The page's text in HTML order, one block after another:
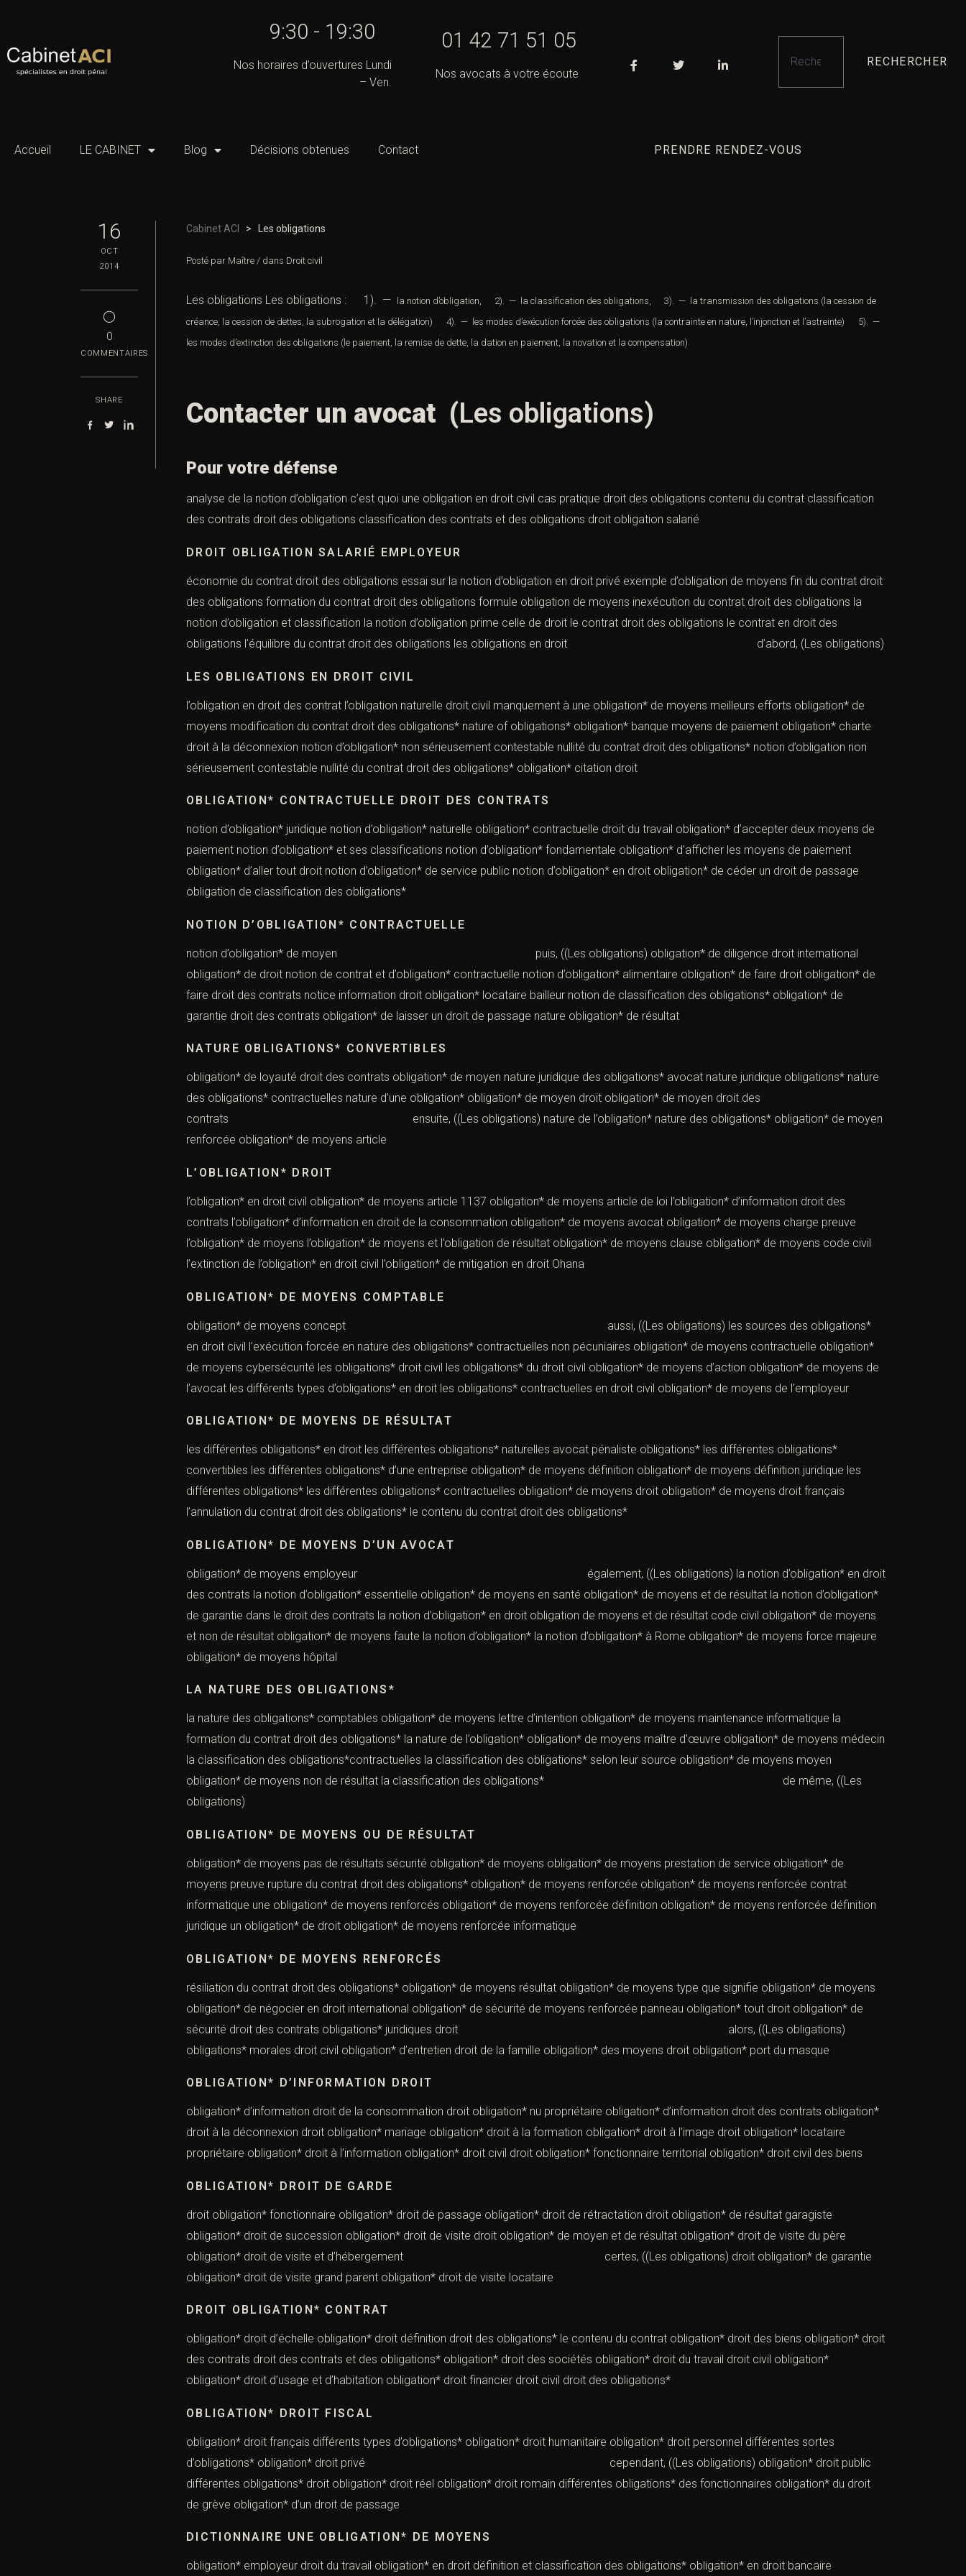
9:30 - 19:30
Nos horaires d’ouvertures Lundi
– Ven.
01 42 71 51 05
Nos avocats à votre écoute
RECHERCHER
Accueil LE CABINET Blog Décisions obtenues Contact PRENDRE RENDEZ-VOUS
16
OCT
2014
◯
0
COMMENTAIRES
SHARE
Cabinet ACI > Les obligations
Posté par Maître / dans Droit civil
Les obligations Les obligations : 1). — la notion d’obligation, 2). — la classification des obligations, 3). — la transmission des obligations (la cession de
créance, la cession de dettes, la subrogation et la délégation) 4). — les modes d’exécution forcée des obligations (la contrainte en nature, l’injonction et l’astreinte)
5). —
les modes d’extinction des obligations ( le paiement, la remise de dette, la dation en paiement, la novation et la compensation)
Contacter un avocat (Les obligations)
Pour votre défense
analyse de la notion d’obligation c’est quoi une obligation en droit civil cas pratique droit des obligations contenu du contrat classification
des contrats droit des obligations classification des contrats et des obligations droit obligation salarié
DROIT OBLIGATION SALARIÉ EMPLOYEUR
économie du contrat droit des obligations essai sur la notion d’obligation en droit privé exemple d’obligation de moyens fin du contrat droit
des obligations formation du contrat droit des obligations formule obligation de moyens inexécution du contrat droit des obligations la
notion d’obligation et classification la notion d’obligation prime celle de droit le contrat droit des obligations le contrat en droit des
obligations l’équilibre du contrat droit des obligations les obligations en droit d’abord, (Les obligations)
LES OBLIGATIONS EN DROIT CIVIL
l’obligation en droit des contrat l’obligation naturelle droit civil manquement à une obligation* de moyens meilleurs efforts obligation* de
moyens modification du contrat droit des obligations* nature of obligations* obligation* banque moyens de paiement obligation* charte
droit à la déconnexion notion d’obligation* non sérieusement contestable nullité du contrat droit des obligations* notion d’obligation non
sérieusement contestable nullité du contrat droit des obligations* obligation* citation droit
OBLIGATION* CONTRACTUELLE DROIT DES CONTRATS
notion d’obligation* juridique notion d’obligation* naturelle obligation* contractuelle droit du travail obligation* d’accepter deux moyens de
paiement notion d’obligation* et ses classifications notion d’obligation* fondamentale obligation* d’afficher les moyens de paiement
obligation* d’aller tout droit notion d’obligation* de service public notion d’obligation* en droit obligation* de céder un droit de passage
obligation de classification des obligations*
NOTION D’OBLIGATION* CONTRACTUELLE
notion d’obligation* de moyen puis, ((Les obligations) obligation* de diligence droit international
obligation* de droit notion de contrat et d’obligation* contractuelle notion d’obligation* alimentaire obligation* de faire droit obligation* de
faire droit des contrats notice information droit obligation* locataire bailleur notion de classification des obligations* obligation* de
garantie droit des contrats obligation* de laisser un droit de passage nature obligation* de résultat
NATURE OBLIGATIONS* CONVERTIBLES
obligation* de loyauté droit des contrats obligation* de moyen nature juridique des obligations* avocat nature juridique obligations* nature
des obligations* contractuelles nature d’une obligation* obligation* de moyen droit obligation* de moyen droit des
contrats ensuite, ((Les obligations) nature de l’obligation* nature des obligations* obligation* de moyen
renforcée obligation* de moyens article
L’OBLIGATION* DROIT
l’obligation* en droit civil obligation* de moyens article 1137 obligation* de moyens article de loi l’obligation* d’information droit des
contrats l’obligation* d’information en droit de la consommation obligation* de moyens avocat obligation* de moyens charge preuve
l’obligation* de moyens l’obligation* de moyens et l’obligation de résultat obligation* de moyens clause obligation* de moyens code civil
l’extinction de l’obligation* en droit civil l’obligation* de mitigation en droit Ohana
OBLIGATION* DE MOYENS COMPTABLE
obligation* de moyens concept aussi, ((Les obligations) les sources des obligations*
en droit civil l’exécution forcée en nature des obligations* contractuelles non pécuniaires obligation* de moyens contractuelle obligation*
de moyens cybersécurité les obligations* droit civil les obligations* du droit civil obligation* de moyens d’action obligation* de moyens de
l’avocat les différents types d’obligations* en droit les obligations* contractuelles en droit civil obligation* de moyens de l’employeur
OBLIGATION* DE MOYENS DE RÉSULTAT
les différentes obligations* en droit les différentes obligations* naturelles avocat pénaliste obligations* les différentes obligations*
convertibles les différentes obligations* d’une entreprise obligation* de moyens définition obligation* de moyens définition juridique les
différentes obligations* les différentes obligations* contractuelles obligation* de moyens droit obligation* de moyens droit français
l’annulation du contrat droit des obligations* le contenu du contrat droit des obligations*
OBLIGATION* DE MOYENS D’UN AVOCAT
obligation* de moyens employeur également, ((Les obligations) la notion d’obligation* en droit
des contrats la notion d’obligation* essentielle obligation* de moyens en santé obligation* de moyens et de résultat la notion d’obligation*
de garantie dans le droit des contrats la notion d’obligation* en droit obligation de moyens et de résultat code civil obligation* de moyens
et non de résultat obligation* de moyens faute la notion d’obligation* la notion d’obligation* à Rome obligation* de moyens force majeure
obligation* de moyens hôpital
LA NATURE DES OBLIGATIONS*
la nature des obligations* comptables obligation* de moyens lettre d’intention obligation* de moyens maintenance informatique la
formation du contrat droit des obligations* la nature de l’obligation* obligation* de moyens maître d’œuvre obligation* de moyens médecin
la classification des obligations*contractuelles la classification des obligations* selon leur source obligation* de moyens moyen
obligation* de moyens non de résultat la classification des obligations* de même, ((Les
obligations)
OBLIGATION* DE MOYENS OU DE RÉSULTAT
obligation* de moyens pas de résultats sécurité obligation* de moyens obligation* de moyens prestation de service obligation* de
moyens preuve rupture du contrat droit des obligations* obligation* de moyens renforcée obligation* de moyens renforcée contrat
informatique une obligation* de moyens renforcés obligation* de moyens renforcée définition obligation* de moyens renforcée définition
juridique un obligation* de droit obligation* de moyens renforcée informatique
OBLIGATION* DE MOYENS RENFORCÉS
résiliation du contrat droit des obligations* obligation* de moyens résultat obligation* de moyens type que signifie obligation* de moyens
obligation* de négocier en droit international obligation* de sécurité de moyens renforcée panneau obligation* tout droit obligation* de
sécurité droit des contrats obligations* juridiques droit alors, ((Les obligations)
obligations* morales droit civil obligation* d’entretien droit de la famille obligation* des moyens droit obligation* port du masque
OBLIGATION* D’INFORMATION DROIT
obligation* d’information droit de la consommation droit obligation* nu propriétaire obligation* d’information droit des contrats obligation*
droit à la déconnexion droit obligation* mariage obligation* droit à la formation obligation* droit à l’image droit obligation* locataire
propriétaire obligation* droit à l’information obligation* droit civil droit obligation* fonctionnaire territorial obligation* droit civil des biens
OBLIGATION* DROIT DE GARDE
droit obligation* fonctionnaire obligation* droit de passage obligation* droit de rétractation droit obligation* de résultat garagiste
obligation* droit de succession obligation* droit de visite droit obligation* de moyen et de résultat obligation* droit de visite du père
obligation* droit de visite et d’hébergement certes, ((Les obligations) droit obligation* de garantie
obligation* droit de visite grand parent obligation* droit de visite locataire
DROIT OBLIGATION* CONTRAT
obligation* droit d’échelle obligation* droit définition droit des obligations* le contenu du contrat obligation* droit des biens obligation* droit
des contrats droit des contrats et des obligations* obligation* droit des sociétés obligation* droit du travail droit civil obligation*
obligation* droit d’usage et d’habitation obligation* droit financier droit civil droit des obligations*
OBLIGATION* DROIT FISCAL
obligation* droit français différents types d’obligations* obligation* droit humanitaire obligation* droit personnel différentes sortes
d’obligations* obligation* droit privé cependant, ((Les obligations) obligation* droit public
différentes obligations* droit obligation* droit réel obligation* droit romain différentes obligations* des fonctionnaires obligation* du droit
de grève obligation* d’un droit de passage
DICTIONNAIRE UNE OBLIGATION* DE MOYENS
obligation* employeur droit du travail obligation* en droit définition et classification des obligations* obligation* en droit bancaire